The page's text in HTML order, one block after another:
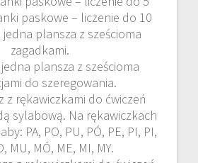
paskowe – liczenie do 10
jedna plansza z sześcioma
zagadkami.
plansza z sześcioma
do szeregowania.
z rękawiczkami do ćwiczeń
sylabową. Na rękawiczkach
PA, PO, PU, PÓ, PE, PI, PI,
MU, MÓ, ME, MI, MY.